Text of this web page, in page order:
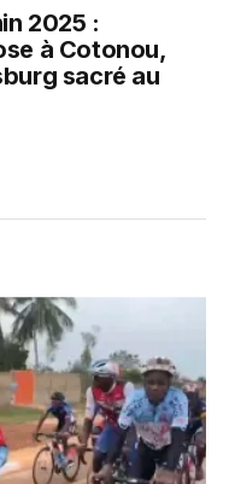
2025 :
à Cotonou,
sacré au